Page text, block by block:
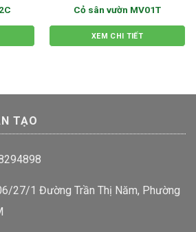
Cỏ sân vườn MV01T
XEM CHI TIẾT
TẠO
27/1 Đường Trần Thị Năm, Phường